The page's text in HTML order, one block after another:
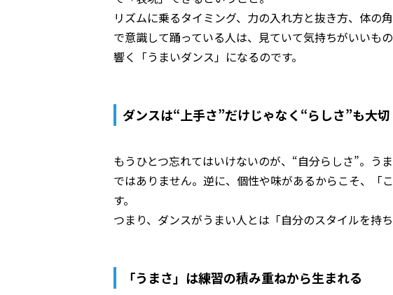
リズムに乗るタイミング、力の入れ方と抜き方、体の
で意識して踊っている人は、見ていて気持ちがいいも
響く「うまいダンス」になるのです。
ダンスは“上手さ”だけじゃなく“らしさ”も大切
もうひとつ忘れてはいけないのが、“自分らしさ”。う
ではありません。逆に、個性や味があるからこそ、「
す。
つまり、ダンスがうまい人とは「自分のスタイルを持
「うまさ」は練習の積み重ねから生まれる